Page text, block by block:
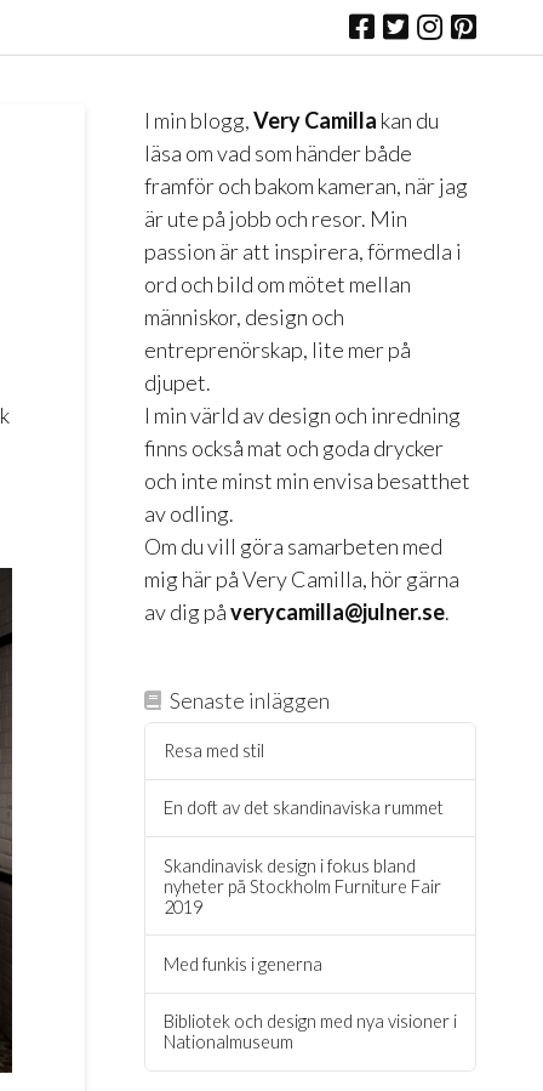
I min blogg,Very Camilla kan du
läsa om vad som händer både
framför och bakom kameran, när jag
är ute på jobb och resor. Min
passion är att inspirera, förmedla i
ord och bild om mötet mellan
människor, design och
entreprenörskap, lite mer på
djupet.
I min värld av design och inredning
finns också mat och goda drycker
och inte minst min envisa besatthet
av odling.
Om du vill göra samarbeten med
mig här på Very Camilla, hör gärna
av dig påverycamilla@julner.se.
Senaste inläggen
Resa med stil
En doft av det skandinaviska rummet
Skandinavisk design i fokus bland
nyheter på Stockholm Furniture Fair
2019
Med funkis i generna
Bibliotek och design med nya visioner i
Nationalmuseum